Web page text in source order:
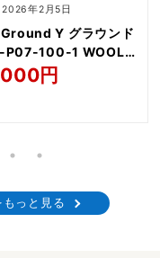
2026年2月5日
Y グラウンド
P07-100-1 WOOL
RIBBED
円
っと見る